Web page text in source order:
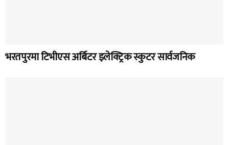
भरतपुरमा टिभीएस अर्बिटर इलेक्ट्रिक स्कुटर सार्वजनिक